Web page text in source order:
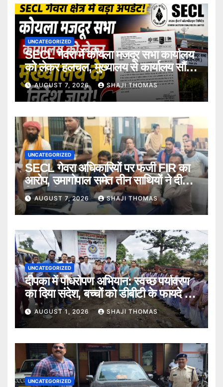
UNCATEGORIZED
SECL गेवरा में कोयला मजदूर सभा कार्यालय
को लेकर हलचल, मुख्यालय से कार्यालय सौंपने
के निर्देश।
AUGUST 7, 2026 SHAJI THOMAS
UNCATEGORIZED
SECL गेवरा अधिकारियों पर फर्जी FIR का
आरोप, उमागोपाल समेत तीन साथियों ने दी
गिरफ्तारी।
AUGUST 7, 2026 SHAJI THOMAS
UNCATEGORIZED
दीपका में पौधरोपण अभियान: स्वच्छ पर्यावरण
का दिया संदेश, बच्चों को डीबीटी के फायदे भी
बताए।
AUGUST 1, 2026 SHAJI THOMAS
UNCATEGORIZED